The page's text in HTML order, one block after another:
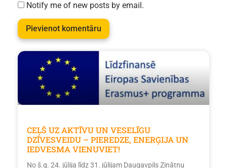
Notify me of new posts by email.
CEĻŠ UZ AKTĪVU UN VESELĪGU
DZĪVESVEIDU – PIEREDZE, ENERĢIJA UN
IEDVESMA VIENUVIET!
No š.g. 24. jūlija līdz 31. jūlijam Daugavpils Zinātņu